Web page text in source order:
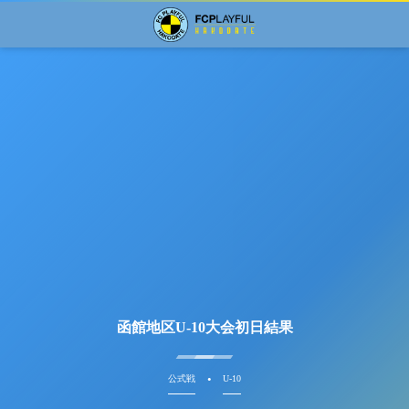
函館地区U-10大会初日結果
公式戦 U-10